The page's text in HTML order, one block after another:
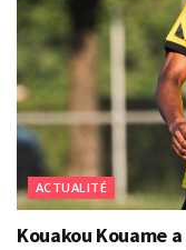
ACTUALITÉ
Kouakou Kouame